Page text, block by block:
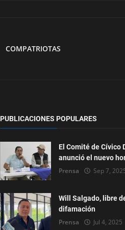
COMPATRIOTAS
PUBLICACIONES POPULARES
El Comité de Cívico
anunció el nuevo
Prensa Sep 7,
Will Salgado, libre
difamación
Prensa Jul 4, 2025